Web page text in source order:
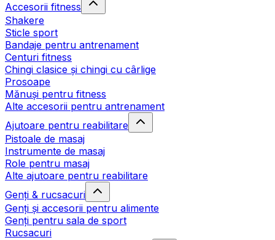
Accesorii fitness
Shakere
Sticle sport
Bandaje pentru antrenament
Centuri fitness
Chingi clasice și chingi cu cârlige
Prosoape
Mănuși pentru fitness
Alte accesorii pentru antrenament
Ajutoare pentru reabilitare
Pistoale de masaj
Instrumente de masaj
Role pentru masaj
Alte ajutoare pentru reabilitare
Genți & rucsacuri
Genți și accesorii pentru alimente
Genți pentru sala de sport
Rucsacuri